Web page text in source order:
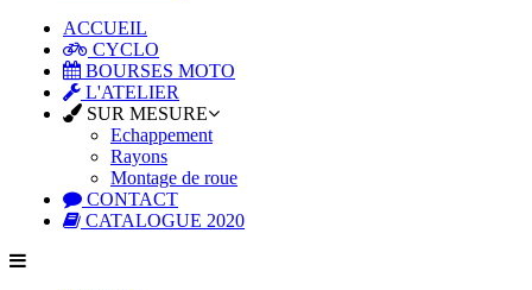
ACCUEIL
CYCLO
BOURSES MOTO
L'ATELIER
SUR MESURE
Echappement
Rayons
Montage de roue
CONTACT
CATALOGUE 2020